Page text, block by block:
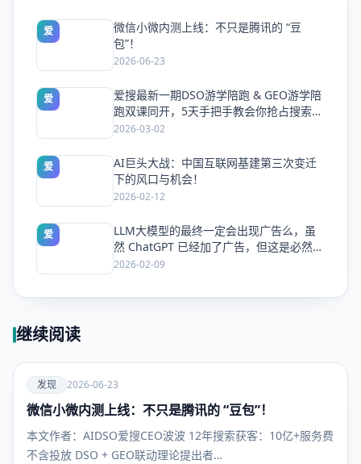
爱
微信小微内测上线：不只是腾讯的 “豆
包”！
2026-06-23
爱
爱搜最新一期DSO游学陪跑 & GEO游学陪
跑双课同开，5天手把手教会你抢占搜索流
量
2026-03-02
爱
AI巨头大战：中国互联网基建第三次变迁
下的风口与机会！
2026-02-12
爱
LLM大模型的最终一定会出现广告么，虽
然 ChatGPT 已经加了广告，但这是必然终
局么？
2026-02-09
继续阅读
爱
发现
发现 2026-06-23
微信小微内测上线：不只是腾讯的 “豆包”！
本文作者：AIDSO爱搜CEO波波 12年搜索获客：10亿+服务费
不含投放 DSO + GEO联动理论提出者…